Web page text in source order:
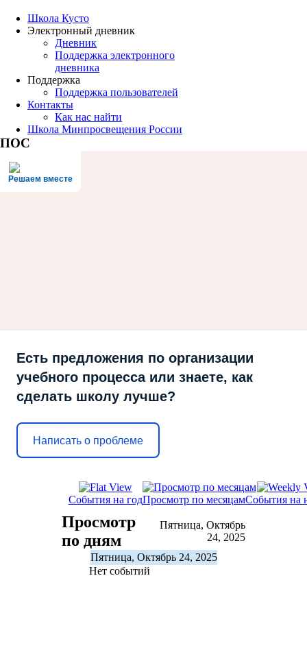
Школа Кусто
Электронный дневник
Дневник
Поддержка электронного
дневника
Поддержка
Поддержка пользователей
Контакты
Как нас найти
Школа Минпросвещения России
ПОС
Решаем вместе
Есть предложения по организации
учебного процесса или знаете, как
сделать школу лучше?
Написать о проблеме
События на годПросмотр по месяцамСобытия на
Просмотр
по дням
Пятница, Октябрь
24, 2025
Пятница, Октябрь 24, 2025
Нет событий